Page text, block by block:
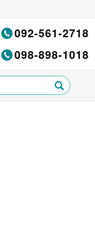
092-561-2718
098-898-1018